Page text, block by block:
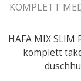
KOMPLETT
HAFA MIX SLIM
komplett